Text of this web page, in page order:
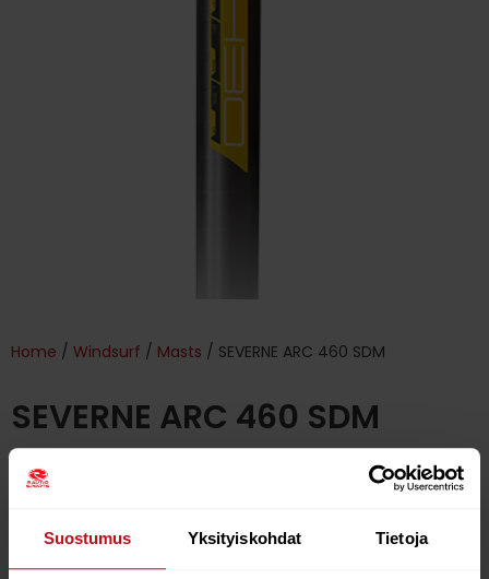
Suostumus Yksityiskohdat Tietoja
Home / Windsurf / Masts / SEVERNE ARC 460 SDM
SEVERNE ARC 460 SDM
450.00